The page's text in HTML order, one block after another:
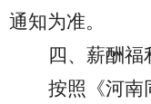
通知为准。
四、薪酬福
按照《河南